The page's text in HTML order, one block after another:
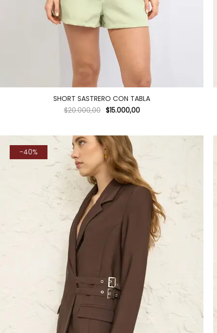
SHORT SASTRERO CON TABLA
$20.000,00 $15.000,00
-40%